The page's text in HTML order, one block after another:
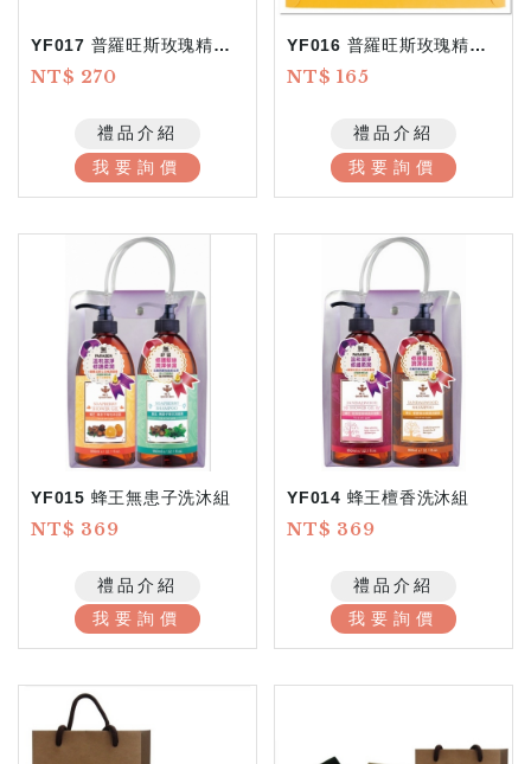
YF017 普羅旺斯玫瑰精油洗沐組
NT$ 270
禮品介紹
我要詢價
YF016 普羅旺斯玫瑰精油洗沐組
NT$ 165
禮品介紹
我要詢價
YF015 蜂王無患子洗沐組
NT$ 369
禮品介紹
我要詢價
YF014 蜂王檀香洗沐組
NT$ 369
禮品介紹
我要詢價